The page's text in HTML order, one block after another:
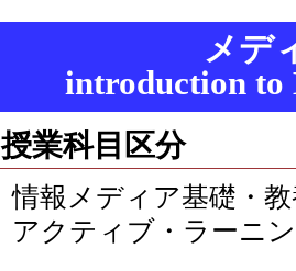
メデ
introduction to
授業科目区分
情報メディア基礎・
アクティブ・ラーニ